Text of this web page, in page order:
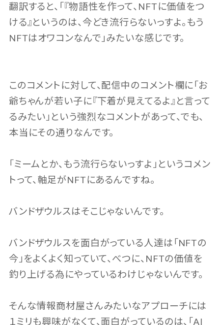
翻訳すると、「『物語性を作って、NFTに価値をつ
ける』というのは、今どき流行らないっすよ。もう
NFTはオワコンなんで」みたいな感じです。
このコメントに対して、配信中のコメント欄に「お
爺ちゃんが若い子に『下着が見えてるよ』と言って
るみたい」という強烈なコメントがあって、でも、
本当にその通りなんです。
「ミームとか、もう流行らないっすよ」というコメン
トって、軸足がNFTにあるんですね。
バンドザウルスはそこじゃないんです。
バンドザウルスを面白がっている人達は「NFTの
今」をよくよく知っていて、べつに、NFTの価値を
釣り上げる為にやっているわけじゃないんです。
そんな情報商材屋さんみたいなアプローチには
１ミリも興味がなくて、面白がっているのは、「AI